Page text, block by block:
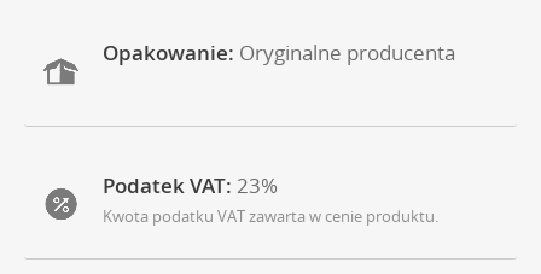
Opakowanie: Oryginalne producenta
Podatek VAT: 23%
Kwota podatku VAT zawarta w cenie produktu.